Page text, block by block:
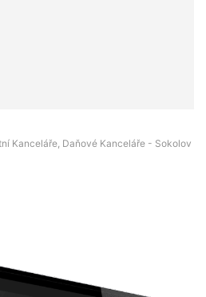
Kanceláře, Daňové Kanceláře - Sokolov